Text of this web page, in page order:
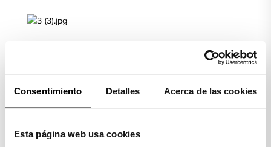
Consentimiento Detalles Acerca de las cookies
Esta página web usa cookies
Limpiamos la pantalla de nuestro móvil con la toallita
húmeda (Wet) y posteriormente secamos con la toallita
PASO 2